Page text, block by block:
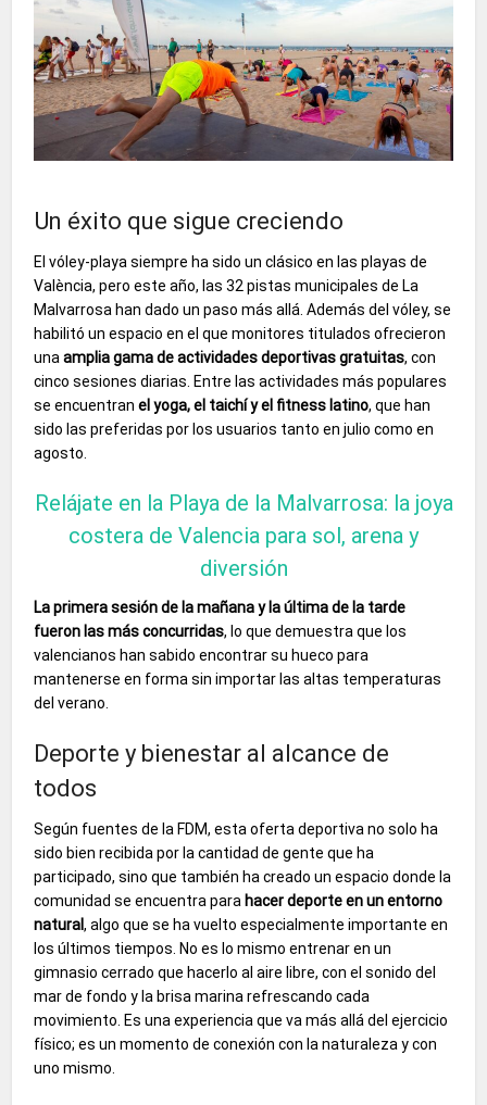
Un éxito que sigue creciendo
El vóley-playa siempre ha sido un clásico en las playas de
València, pero este año, las 32 pistas municipales de La
Malvarrosa han dado un paso más allá. Además del vóley, se
habilitó un espacio en el que monitores titulados ofrecieron
unaamplia gama de actividades deportivas gratuitas, con
cinco sesiones diarias. Entre las actividades más populares
se encuentranel yoga, el taichí y el fitness latino, que han
sido las preferidas por los usuarios tanto en julio como en
agosto.
Relájate en la Playa de la Malvarrosa: la joya
costera de Valencia para sol, arena y
diversión
La primera sesión de la mañana y la última de la tarde
fueron las más concurridas, lo que demuestra que los
valencianos han sabido encontrar su hueco para
mantenerse en forma sin importar las altas temperaturas
del verano.
Deporte y bienestar al alcance de
todos
Según fuentes de la FDM, esta oferta deportiva no solo ha
sido bien recibida por la cantidad de gente que ha
participado, sino que también ha creado un espacio donde la
comunidad se encuentra para hacer deporte en un entorno
natural, algo que se ha vuelto especialmente importante en
los últimos tiempos. No es lo mismo entrenar en un
gimnasio cerrado que hacerlo al aire libre, con el sonido del
mar de fondo y la brisa marina refrescando cada
movimiento. Es una experiencia que va más allá del ejercicio
físico; es un momento de conexión con la naturaleza y con
uno mismo.